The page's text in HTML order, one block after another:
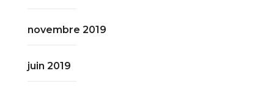
novembre 2019
juin 2019